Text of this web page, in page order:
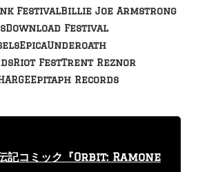
FestivalBillie Joe Armstrong
Download Festival
EpicaUnderoath
Riot FestTrent Reznor
Epitaph Records
記コミック『Orbit: Ramone